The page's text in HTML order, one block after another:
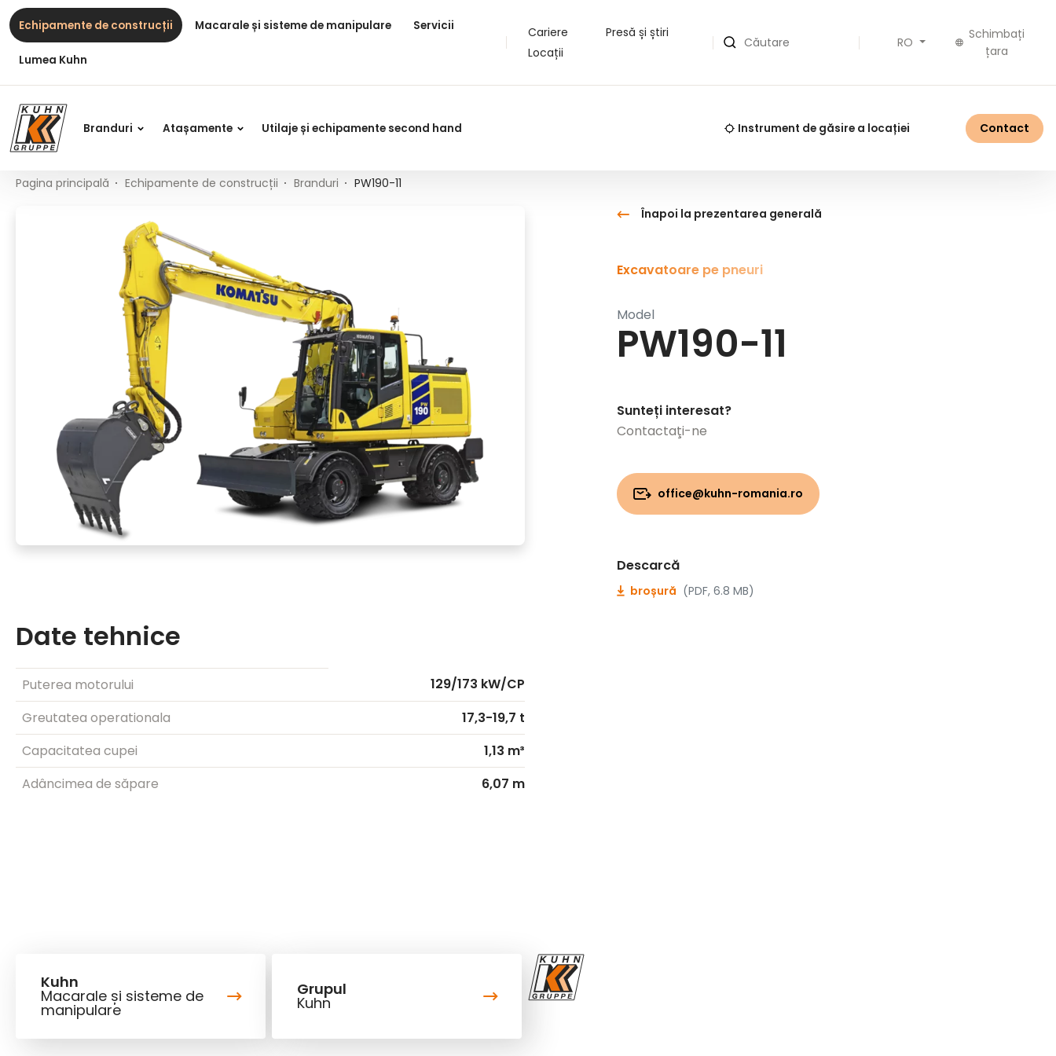
Conținut principal
Cuprins
Navigare principală
Table Of Content
PW190-11
Echipamente de construcții Macarale și sisteme de manipulare Servicii
Lumea Kuhn
Cariere
Presă și știri
Locații
Căutare RO
Schimbați
țara
Branduri Atașamente Utilaje și echipamente second hand Instrument de găsire a locației Contact
Pagina principală Echipamente de construcții Branduri PW190-11
Date tehnice
Puterea motorului
129/173 kW/CP
Greutatea operationala
17,3-19,7 t
Capacitatea cupei
1,13 m³
Adâncimea de săpare
6,07 m
Înapoi la prezentarea generală
Excavatoare pe pneuri
Model
PW190-11
Sunteți interesat?
Contactaţi-ne
office@kuhn-romania.ro
Descarcă
broșură (PDF, 6.8 MB)
Kuhn
Macarale și sisteme de
manipulare
Grupul
Kuhn